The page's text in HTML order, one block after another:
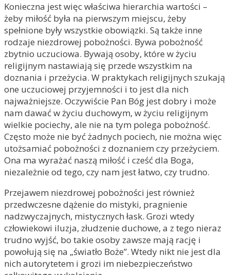
Konieczna jest więc właściwa hierarchia wartości –
żeby miłość była na pierwszym miejscu, żeby
spełnione były wszystkie obowiązki. Są także inne
rodzaje niezdrowej pobożności. Bywa pobożność
zbytnio uczuciowa. Bywają osoby, które w życiu
religijnym nastawiają się przede wszystkim na
doznania i przeżycia. W praktykach religijnych szukają
one uczuciowej przyjemności i to jest dla nich
najważniejsze. Oczywiście Pan Bóg jest dobry i może
nam dawać w życiu duchowym, w życiu religijnym
wielkie pociechy, ale nie na tym polega pobożność.
Często może nie być żadnych pociech, nie można więc
utożsamiać pobożności z doznaniem czy przeżyciem.
Ona ma wyrażać naszą miłość i cześć dla Boga,
niezależnie od tego, czy nam jest łatwo, czy trudno.
Przejawem niezdrowej pobożności jest również
przedwczesne dążenie do mistyki, pragnienie
nadzwyczajnych, mistycznych łask. Grozi wtedy
człowiekowi iluzja, złudzenie duchowe, a z tego nieraz
trudno wyjść, bo takie osoby zawsze mają rację i
powołują się na „światło Boże”. Wtedy nikt nie jest dla
nich autorytetem i grozi im niebezpieczeństwo